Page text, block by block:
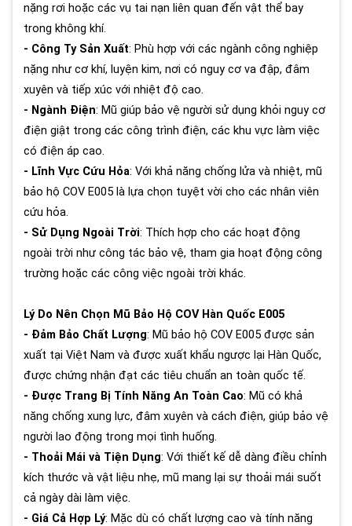
nặng rơi hoặc các vụ tai nạn liên quan đến vật thể bay
trong không khí.
- Công Ty Sản Xuất: Phù hợp với các ngành công nghiệp
nặng như cơ khí, luyện kim, nơi có nguy cơ va đập, đâm
xuyên và tiếp xúc với nhiệt độ cao.
- Ngành Điện: Mũ giúp bảo vệ người sử dụng khỏi nguy cơ
điện giật trong các công trình điện, các khu vực làm việc
có điện áp cao.
- Lĩnh Vực Cứu Hỏa: Với khả năng chống lửa và nhiệt, mũ
bảo hộ COV E005 là lựa chọn tuyệt vời cho các nhân viên
cứu hỏa.
- Sử Dụng Ngoài Trời: Thích hợp cho các hoạt động
ngoài trời như công tác bảo vệ, tham gia hoạt động công
trường hoặc các công việc ngoài trời khác.
Lý Do Nên Chọn Mũ Bảo Hộ COV Hàn Quốc E005
- Đảm Bảo Chất Lượng: Mũ bảo hộ COV E005 được sản
xuất tại Việt Nam và được xuất khẩu ngược lại Hàn Quốc,
được chứng nhận đạt các tiêu chuẩn an toàn quốc tế.
- Được Trang Bị Tính Năng An Toàn Cao: Mũ có khả
năng chống xung lực, đâm xuyên và cách điện, giúp bảo vệ
người lao động trong mọi tình huống.
- Thoải Mái và Tiện Dụng: Với thiết kế dễ dàng điều chỉnh
kích thước và vật liệu nhẹ, mũ mang lại sự thoải mái suốt
cả ngày dài làm việc.
- Giá Cả Hợp Lý: Mặc dù có chất lượng cao và tính năng